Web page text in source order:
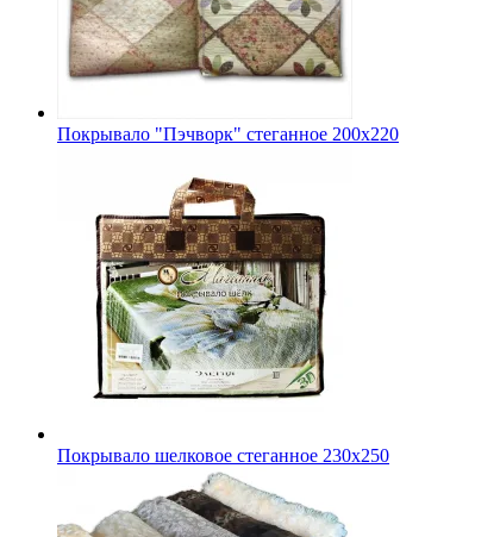
Покрывало "Пэчворк" стеганное 200х220
Покрывало шелковое стеганное 230х250